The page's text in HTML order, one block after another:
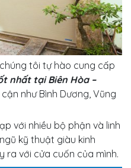
tôi tự hào cung cấp
nhất tại Biên Hòa –
như Bình Dương, Vũng
với nhiều bộ phận và linh
kỹ thuật giàu kinh
ra với cửa cuốn của mình.